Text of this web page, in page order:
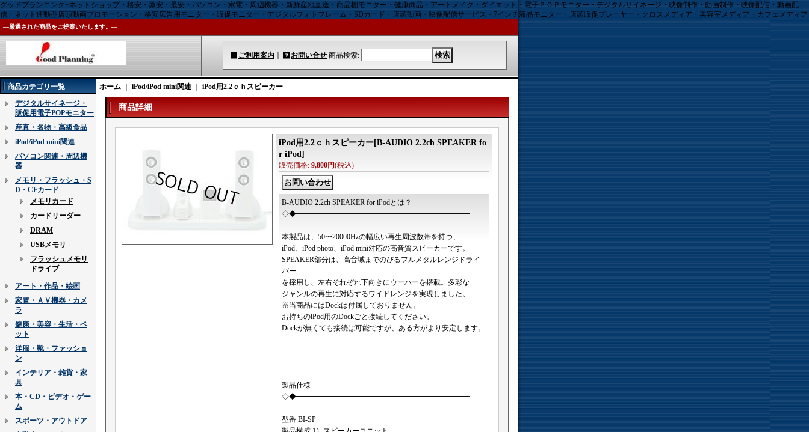
グッドプランニング−ネットショップ・格安・激安・最安・パソコン・家電・周辺機器・新鮮産地直送・商品棚モニター・健康商品・アートメイク・ダイエット・電子ＰＯＰモニター・デジタルサイネージ・映像制作・動画制作・映像配信・動画配
信・ネット連動型店頭動画プロモーション・格安広告用モニター・販促モニター・デジタルフォトフレーム・SDカード・店頭動画・映像配信サービス・7インチ液晶モニター・店頭販促プレーヤー・クロスメディア・美容室メディア・カフェメディア
―厳選された商品をご提案いたします。―
ご利用案内 お問い合せ 商品検索:
商品カテゴリ一覧
デジタルサイネージ・
販促用電子POPモニター
産直・名物・高級食品
iPod/iPod mini関連
パソコン関連・周辺機
器
メモリ・フラッシュ・S
D・CFカード
メモリカード
カードリーダー
DRAM
USBメモリ
フラッシュメモリ
ドライブ
アート・作品・絵画
家電・ＡＶ機器・カメ
ラ
健康・美容・生活・ペ
ット
洋服・靴・ファッショ
ン
インテリア・雑貨・家
具
本・CD・ビデオ・ゲー
ム
スポーツ・アウトドア
ホーム iPod/iPod mini関連 iPod用2.2ｃｈスピーカー
商品詳細
iPod用2.2ｃｈスピーカー[B-AUDIO 2.2ch SPEAKER fo
r iPod]
販売価格: 9,800円(税込)
B-AUDIO 2.2ch SPEAKER for iPodとは？
◇◆━━━━━━━━━━━━━━━━━━━━━━━━
本製品は、50〜20000Hzの幅広い再生周波数帯を持つ、
iPod、iPod photo、iPod mini対応の高音質スピーカーです。
SPEAKER部分は、高音域までのびるフルメタルレンジドライ
バー
を採用し、左右それぞれ下向きにウーハーを搭載。多彩な
ジャンルの再生に対応するワイドレンジを実現しました。
※当商品にはDockは付属しておりません。
お持ちのiPod用のDockごと接続してください。
Dockが無くても接続は可能ですが、ある方がより安定します。
製品仕様
◇◆━━━━━━━━━━━━━━━━━━━━━━━━
型番 BI-SP